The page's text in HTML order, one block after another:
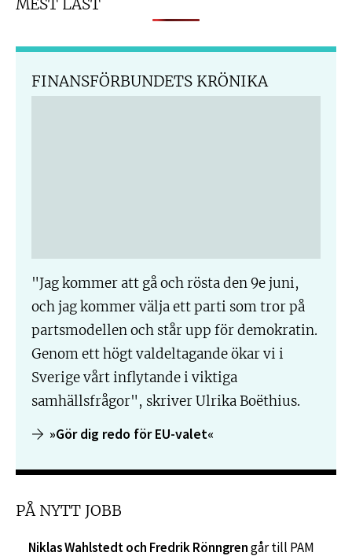
FINANSFÖRBUNDETS KRÖNIKA
"Jag kommer att gå och rösta den 9e juni,
och jag kommer välja ett parti som tror på
partsmodellen och står upp för demokratin.
Genom ett högt valdeltagande ökar vi i
Sverige vårt inflytande i viktiga
samhällsfrågor", skriver Ulrika Boëthius.
»Gör dig redo för EU-valet«
PÅ NYTT JOBB
Niklas Wahlstedt och Fredrik Rönngrengår till PAM